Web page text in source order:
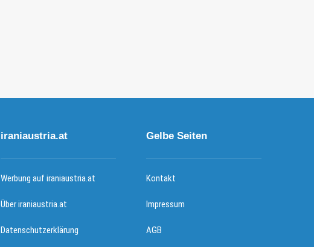
iraniaustria.at
Werbung auf iraniaustria.at
Über iraniaustria.at
Datenschutzerklärung
Gelbe Seiten
Kontakt
Impressum
AGB